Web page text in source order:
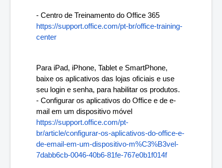
- Centro de Treinamento do Office 365
https://support.office.com/pt-br/office-training-
center
Para iPad, iPhone, Tablet e SmartPhone,
baixe os aplicativos das lojas oficiais e use
seu login e senha, para habilitar os produtos.
- Configurar os aplicativos do Office e de e-
mail em um dispositivo móvel
https://support.office.com/pt-
br/article/configurar-os-aplicativos-do-office-e-
de-email-em-um-dispositivo-m%C3%B3vel-
7dabb6cb-0046-40b6-81fe-767e0b1f014f